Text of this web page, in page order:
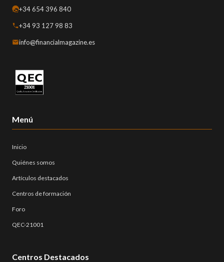
+34 654 396 840
+34 93 127 98 83
info@financialmagazine.es
Menú
Inicio
Quiénes somos
Artículos destacados
Centros de formación
Foro
QEC-21001
Centros Destacados